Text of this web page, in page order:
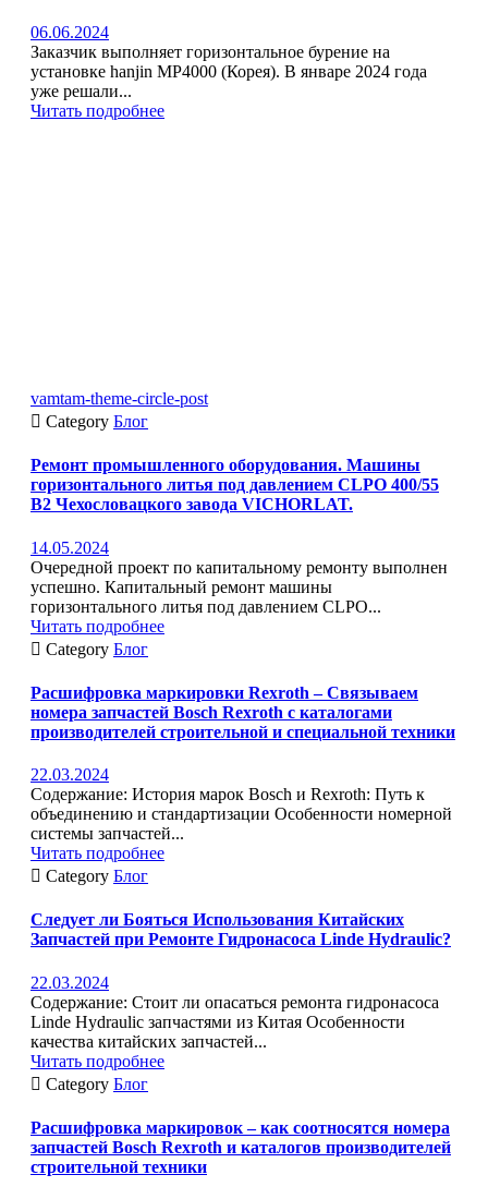
06.06.2024
Заказчик выполняет горизонтальное бурение на
установке hanjin MP4000 (Корея). В январе 2024 года
уже решали...
Читать подробнее
vamtam-theme-circle-post
 Category Блог
Ремонт промышленного оборудования. Машины
горизонтального литья под давлением CLPO 400/55
B2 Чехословацкого завода VICHORLAT.
14.05.2024
Очередной проект по капитальному ремонту выполнен
успешно. Капитальный ремонт машины
горизонтального литья под давлением CLPO...
Читать подробнее
 Category Блог
Расшифровка маркировки Rexroth – Связываем
номера запчастей Bosch Rexroth с каталогами
производителей строительной и специальной техники
22.03.2024
Содержание: История марок Bosch и Rexroth: Путь к
объединению и стандартизации Особенности номерной
системы запчастей...
Читать подробнее
 Category Блог
Следует ли Бояться Использования Китайских
Запчастей при Ремонте Гидронасоса Linde Hydraulic?
22.03.2024
Содержание: Стоит ли опасаться ремонта гидронасоса
Linde Hydraulic запчастями из Китая Особенности
качества китайских запчастей...
Читать подробнее
 Category Блог
Расшифровка маркировок – как соотносятся номера
запчастей Bosch Rexroth и каталогов производителей
строительной техники